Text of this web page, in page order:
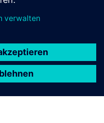
Daten für alle
wie
Audit-Trails